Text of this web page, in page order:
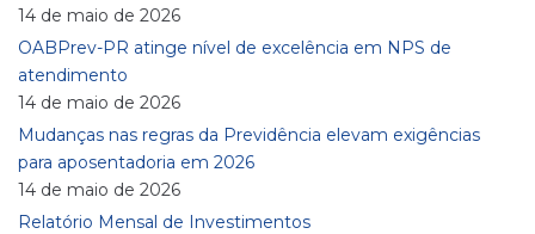
14 de maio de 2026
OABPrev-PR atinge nível de excelência em NPS de
atendimento
14 de maio de 2026
Mudanças nas regras da Previdência elevam exigências
para aposentadoria em 2026
14 de maio de 2026
Relatório Mensal de Investimentos